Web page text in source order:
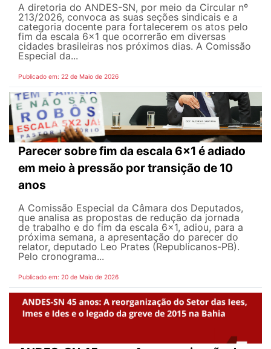
A diretoria do ANDES-SN, por meio da Circular nº
213/2026, convoca as suas seções sindicais e a
categoria docente para fortalecerem os atos pelo
fim da escala 6x1 que ocorrerão em diversas
cidades brasileiras nos próximos dias. A Comissão
Especial da...
Publicado em: 22 de Maio de 2026
Parecer sobre fim da escala 6x1 é adiado
em meio à pressão por transição de 10
anos
A Comissão Especial da Câmara dos Deputados,
que analisa as propostas de redução da jornada
de trabalho e do fim da escala 6x1, adiou, para a
próxima semana, a apresentação do parecer do
relator, deputado Leo Prates (Republicanos-PB).
Pelo cronograma...
Publicado em: 20 de Maio de 2026